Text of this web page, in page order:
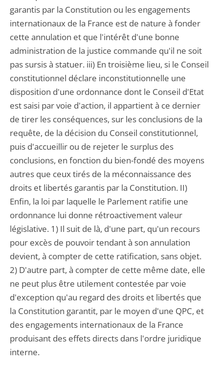
garantis par la Constitution ou les engagements
internationaux de la France est de nature à fonder
cette annulation et que l'intérêt d'une bonne
administration de la justice commande qu'il ne soit
pas sursis à statuer. iii) En troisième lieu, si le Conseil
constitutionnel déclare inconstitutionnelle une
disposition d'une ordonnance dont le Conseil d'Etat
est saisi par voie d'action, il appartient à ce dernier
de tirer les conséquences, sur les conclusions de la
requête, de la décision du Conseil constitutionnel,
puis d'accueillir ou de rejeter le surplus des
conclusions, en fonction du bien-fondé des moyens
autres que ceux tirés de la méconnaissance des
droits et libertés garantis par la Constitution. II)
Enfin, la loi par laquelle le Parlement ratifie une
ordonnance lui donne rétroactivement valeur
législative. 1) Il suit de là, d'une part, qu'un recours
pour excès de pouvoir tendant à son annulation
devient, à compter de cette ratification, sans objet.
2) D'autre part, à compter de cette même date, elle
ne peut plus être utilement contestée par voie
d'exception qu'au regard des droits et libertés que
la Constitution garantit, par le moyen d'une QPC, et
des engagements internationaux de la France
produisant des effets directs dans l'ordre juridique
interne.